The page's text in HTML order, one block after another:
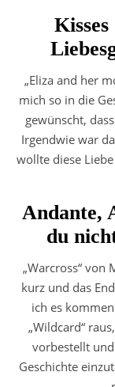
„Eliza and her
mich so in die
gewünscht,
Irgendwie war
wollte diese
Andante,
du
„Warcross“ von
kurz und das
ich es
„Wildcard“
vorbestellt
Geschichte